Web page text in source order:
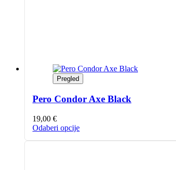
Pregled
Pero Condor Axe Black
19,00 €
Odaberi opcijeOvaj